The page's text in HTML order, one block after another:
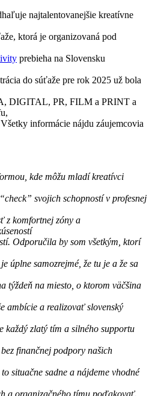
najtalentovanejšie kreatívne
ktorá je organizovaná pod
prebieha na Slovensku
do súťaže pre rok 2025 už bola
DIGITAL, PR, FILM a PRINT a
informácie nájdu záujemcovia
kde môžu mladí kreatívci
svojich schopností v profesnej
z komfortnej zóny a
Odporučila by som všetkým, ktorí
úplne samozrejmé, že tu je a že sa
týždeň na miesto, o ktorom väčšina
ambície a realizovať slovenský
každý zlatý tím a silného supportu
finančnej podpory našich
situačne sadne a nájdeme vhodné
a organizačného tímu poďakovať.